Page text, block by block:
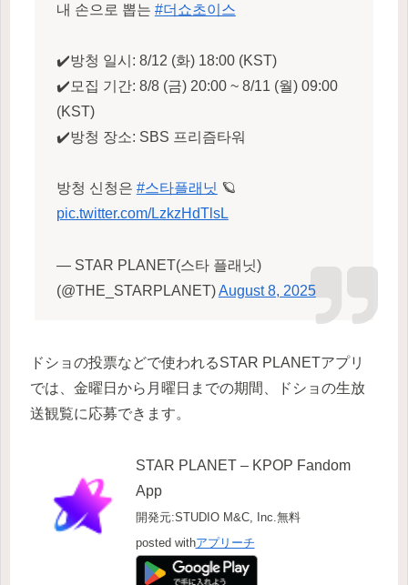
내 손으로 뽑는 #더쇼초이스
✔️방청 일시: 8/12 (화) 18:00 (KST)
✔️모집 기간: 8/8 (금) 20:00 ~ 8/11 (월) 09:00
(KST)
✔️방청 장소: SBS 프리즘타워
방청 신청은 #스타플래닛 🪐
pic.twitter.com/LzkzHdTlsL
— STAR PLANET(스타 플래닛)
(@THE_STARPLANET)August 8, 2025
ドショの投票などで使われるSTAR PLANETアプリ
では、金曜日から月曜日までの期間、ドショの生放
送観覧に応募できます。
STAR PLANET – KPOP Fandom
App
開発元:STUDIO M&C, Inc.無料
posted withアプリーチ